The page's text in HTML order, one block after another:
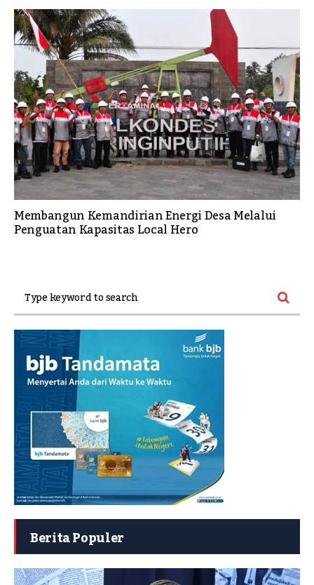
Membangun Kemandirian Energi Desa Melalui
Penguatan Kapasitas Local Hero
Berita Populer